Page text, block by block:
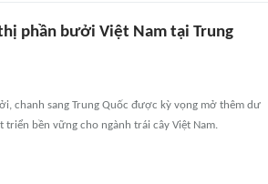
phần bưởi Việt Nam tại Trung
chanh sang Trung Quốc được kỳ vọng mở thêm dư
bền vững cho ngành trái cây Việt Nam.